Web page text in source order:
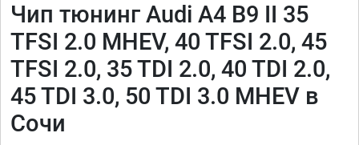
Чип тюнинг Audi A4 B9 II 35
TFSI 2.0 MHEV, 40 TFSI 2.0, 45
TFSI 2.0, 35 TDI 2.0, 40 TDI 2.0,
45 TDI 3.0, 50 TDI 3.0 MHEV в
Сочи